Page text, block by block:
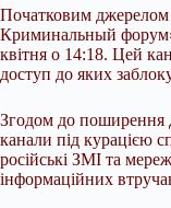
Початковим
Криминальный
квітня о 14:18. Цей
доступ до яких
Згодом до поширення
канали під курацією
російські ЗМІ та
інформаційних